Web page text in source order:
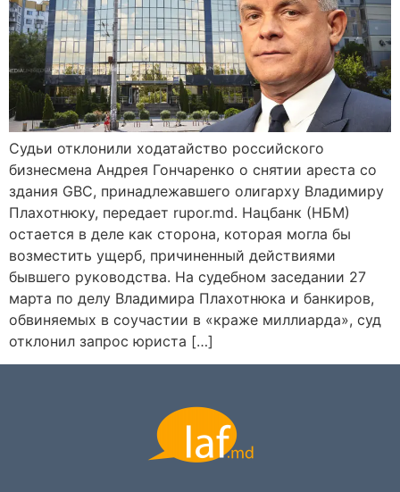
Судьи отклонили ходатайство российского
бизнесмена Андрея Гончаренко о снятии ареста со
здания GBC, принадлежавшего олигарху Владимиру
Плахотнюку, передает rupor.md. Нацбанк (НБМ)
остается в деле как сторона, которая могла бы
возместить ущерб, причиненный действиями
бывшего руководства. На судебном заседании 27
марта по делу Владимира Плахотнюка и банкиров,
обвиняемых в соучастии в «краже миллиарда», суд
отклонил запрос юриста […]